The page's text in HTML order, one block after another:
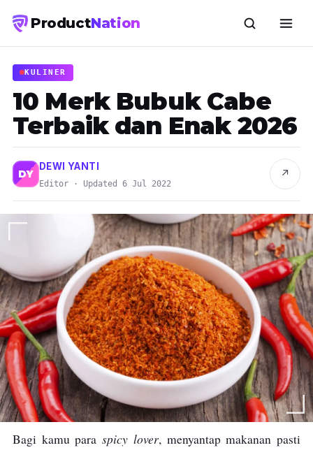
ProductNation
KULINER
10 Merk Bubuk Cabe
Terbaik dan Enak 2026
DY
DEWI YANTI
Editor · Updated 6 Jul 2022
↗
Bagi kamu paraspicy lover, menyantap makanan pasti